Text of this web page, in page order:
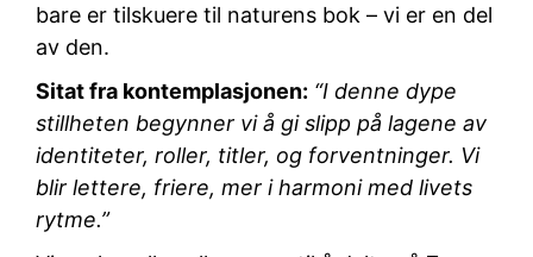
bare er tilskuere til naturens bok – vi er en del
av den.
Sitat fra kontemplasjonen: “I denne dype
stillheten begynner vi å gi slipp på lagene av
identiteter, roller, titler, og forventninger. Vi
blir lettere, friere, mer i harmoni med livets
rytme.”